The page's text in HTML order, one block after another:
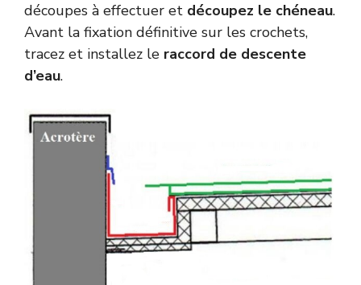
découpes à effectuer et découpez le chéneau.
Avant la fixation définitive sur les crochets,
tracez et installez le raccord de descente
d’eau.